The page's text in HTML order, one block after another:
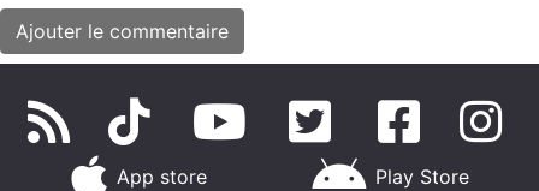
App store Play Store